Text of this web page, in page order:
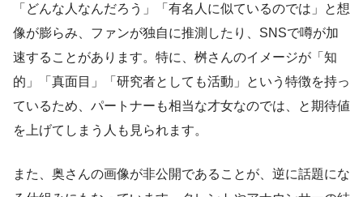
「どんな人なんだろう」「有名人に似ているのでは」と想
像が膨らみ、ファンが独自に推測したり、SNSで噂が加
速することがあります。特に、桝さんのイメージが「知
的」「真面目」「研究者としても活動」という特徴を持っ
ているため、パートナーも相当な才女なのでは、と期待値
を上げてしまう人も見られます。
また、奥さんの画像が非公開であることが、逆に話題にな